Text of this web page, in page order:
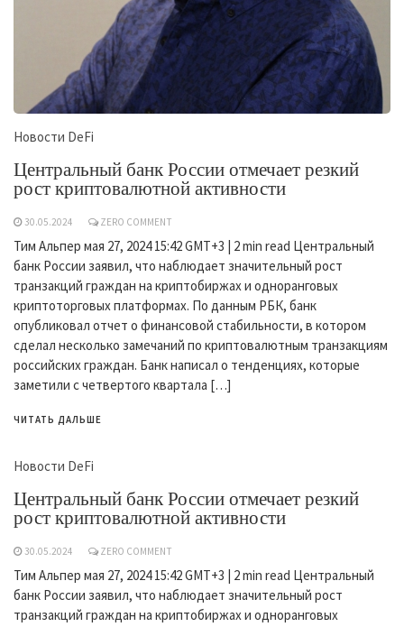
Новости DeFi
Центральный банк России отмечает резкий
рост криптовалютной активности
30.05.2024 ZERO COMMENT
Тим Альпер мая 27, 2024 15:42 GMT+3 | 2 min read Центральный
банк России заявил, что наблюдает значительный рост
транзакций граждан на криптобиржах и одноранговых
криптоторговых платформах. По данным РБК, банк
опубликовал отчет о финансовой стабильности, в котором
сделал несколько замечаний по криптовалютным транзакциям
российских граждан. Банк написал о тенденциях, которые
заметили с четвертого квартала […]
ЧИТАТЬ ДАЛЬШЕ
Новости DeFi
Центральный банк России отмечает резкий
рост криптовалютной активности
30.05.2024 ZERO COMMENT
Тим Альпер мая 27, 2024 15:42 GMT+3 | 2 min read Центральный
банк России заявил, что наблюдает значительный рост
транзакций граждан на криптобиржах и одноранговых